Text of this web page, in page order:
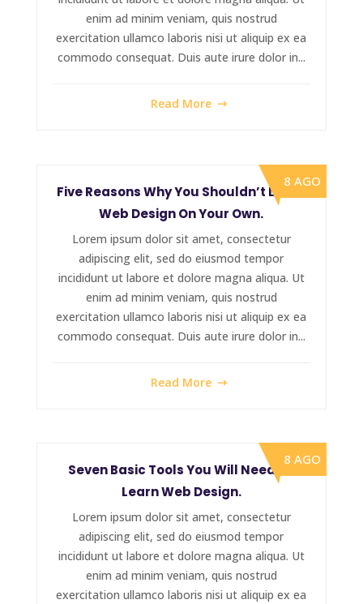
enim ad minim veniam, quis nostrud
exercitation ullamco laboris nisi ut aliquip ex ea
commodo consequat. Duis aute irure dolor in...
Read More
Five Reasons Why You Shouldn’t Learn
Web Design On Your Own.
8 AGO
Lorem ipsum dolor sit amet, consectetur
adipiscing elit, sed do eiusmod tempor
incididunt ut labore et dolore magna aliqua. Ut
enim ad minim veniam, quis nostrud
exercitation ullamco laboris nisi ut aliquip ex ea
commodo consequat. Duis aute irure dolor in...
Read More
Seven Basic Tools You Will Need To
Learn Web Design.
8 AGO
Lorem ipsum dolor sit amet, consectetur
adipiscing elit, sed do eiusmod tempor
incididunt ut labore et dolore magna aliqua. Ut
enim ad minim veniam, quis nostrud
exercitation ullamco laboris nisi ut aliquip ex ea